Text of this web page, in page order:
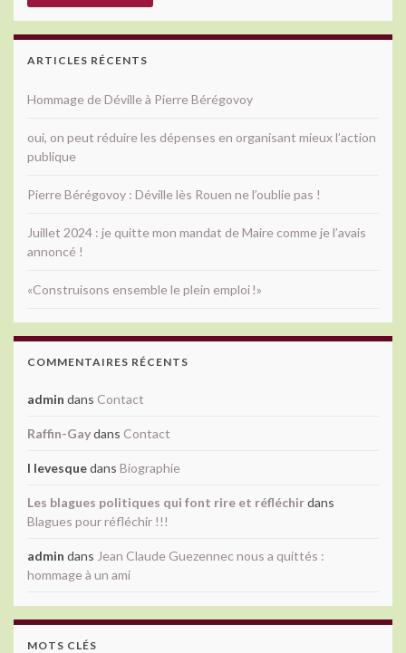
ARTICLES RÉCENTS
Hommage de Déville à Pierre Bérégovoy
oui, on peut réduire les dépenses en organisant mieux l’action
publique
Pierre Bérégovoy : Déville lès Rouen ne l’oublie pas !
Juillet 2024 : je quitte mon mandat de Maire comme je l’avais
annoncé !
«Construisons ensemble le plein emploi !»
COMMENTAIRES RÉCENTS
admin dans Contact
Raffin-Gaydans Contact
l levesquedans Biographie
Les blagues politiques qui font rire et réfléchirdans
Blagues pour réfléchir !!!
admin dans Jean Claude Guezennec nous a quittés :
hommage à un ami
MOTS CLÉS